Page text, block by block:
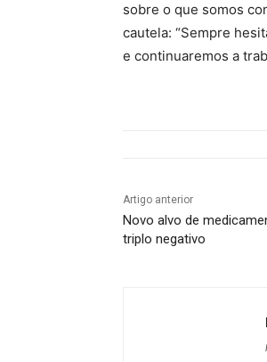
sobre o que somos
cautela: “Sempre
e continuaremos a
Artigo anterior
Novo alvo de
triplo negativo